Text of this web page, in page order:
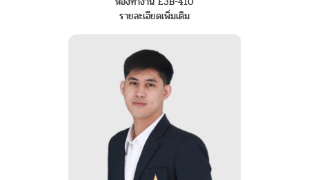
รายละเอียดเพิ่มเติม